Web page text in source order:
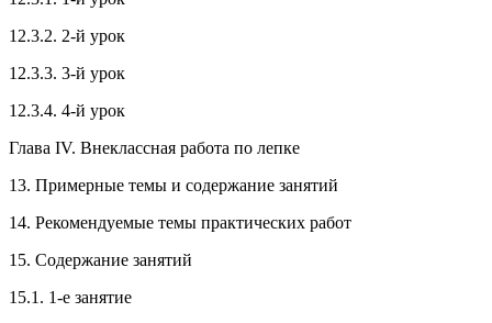
12.3.2. 2-й урок
12.3.3. 3-й урок
12.3.4. 4-й урок
Глава IV. Внеклассная работа по лепке
13. Примерные темы и содержание занятий
14. Рекомендуемые темы практических работ
15. Содержание занятий
15.1. 1-е занятие